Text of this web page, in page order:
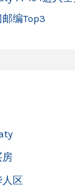
编Top3
房
区